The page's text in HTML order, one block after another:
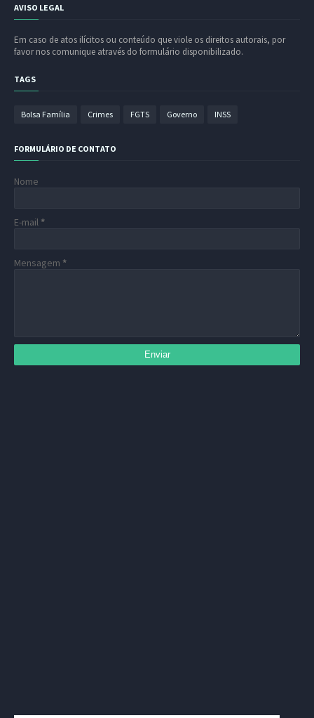
AVISO LEGAL
Em caso de atos ilícitos ou conteúdo que viole os direitos autorais, por
favor nos comunique através do formulário disponibilizado.
TAGS
Bolsa Família Crimes FGTS Governo INSS
FORMULÁRIO DE CONTATO
Nome
E-mail *
Mensagem *